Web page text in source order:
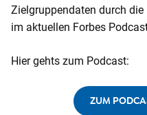
Zielgruppendaten durch
im aktuellen Forbes
Hier gehts zum Podcast:
ZUM